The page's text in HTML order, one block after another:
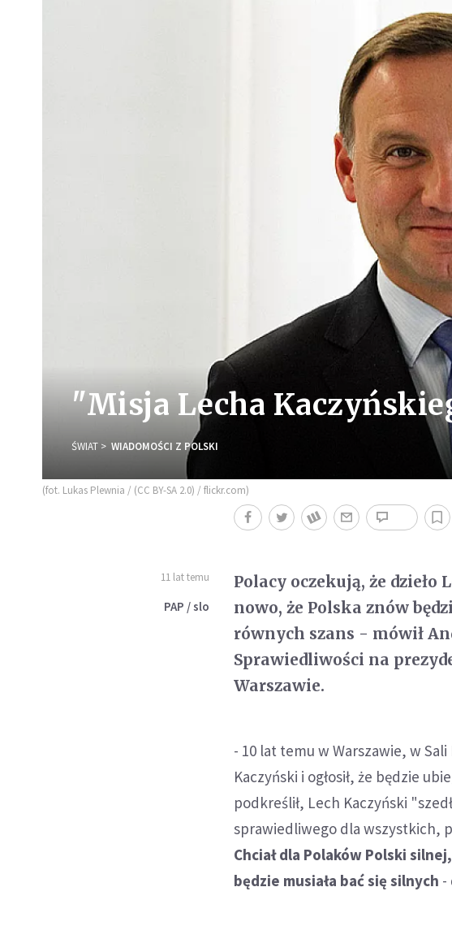
"Misja Lecha
ŚWIAT WIADOMOŚCI Z POLSKI
(fot. Lukas Plewnia / (CC BY-SA 2.0) / flickr.com)
11 lat temu
PAP / slo
Polacy oczekują, że
nowo, że Polska znów
równych szans - mówił
Sprawiedliwości na
Warszawie.
- 10 lat temu w Warszawie, w
Kaczyński i ogłosił, że będzie
podkreślił, Lech Kaczyński
sprawiedliwego dla wszystkich,
Chciał dla Polaków Polski
będzie musiała bać się silnych -